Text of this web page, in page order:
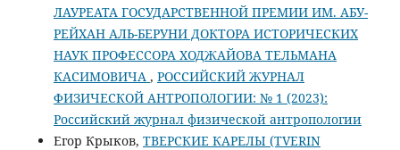
ЛАУРЕАТА ГОСУДАРСТВЕННОЙ ПРЕМИИ ИМ. АБУ-
РЕЙХАН АЛЬ-БЕРУНИ ДОКТОРА ИСТОРИЧЕСКИХ
НАУК ПРОФЕССОРА ХОДЖАЙОВА ТЕЛЬМАНА
КАСИМОВИЧА , РОССИЙСКИЙ ЖУРНАЛ
ФИЗИЧЕСКОЙ АНТРОПОЛОГИИ: № 1 (2023):
Российский журнал физической антропологии
Егор Крыков, ТВЕРСКИЕ КАРЕЛЫ (TVERIN